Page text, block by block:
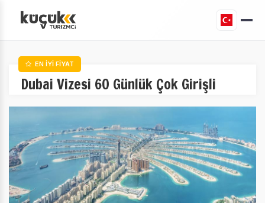
EN İYİ FİYAT
Dubai Vizesi 60 Günlük Çok Girişli